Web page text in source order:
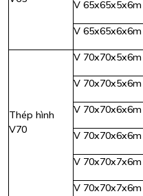
V 65x65x5x6m
V 65x65x6x6m
Thép hình
V70
V 70x70x5x6m
V 70x70x5x6m
V 70x70x6x6m
V 70x70x6x6m
V 70x70x7x6m
V 70x70x7x6m